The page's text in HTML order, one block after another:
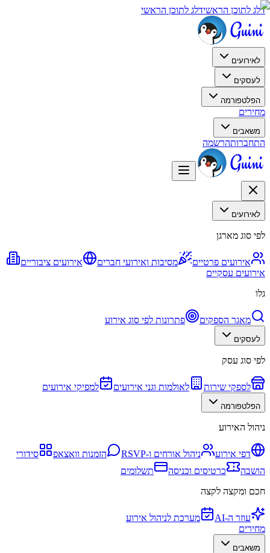
דלג לתוכן הראשידלג לתוכן הראשי
לאירועים
לעסקים
הפלטפורמה
מחירים
משאבים
התחברותהרשמה
לאירועים
לפי סוג מארגן
אירועים פרטיים מסיבות ואירועי חברים
אירועים ציבוריים
אירועים עסקיים
גלו
מאגר הספקים פתרונות לפי סוג אירוע
לעסקים
לפי סוג עסק
לספקי שירות לאולמות וגני אירועים למפיקי אירועים
הפלטפורמה
ניהול האירוע
דפי אירוע ניהול אורחים ו-RSVP הזמנות וואצאפ
סידורי
הושבה
כרטיסים וכניסה
תשלומים
חכם ומקצה לקצה
עוזר ה-AI
מערכת לניהול אירוע
מחירים
משאבים